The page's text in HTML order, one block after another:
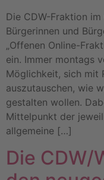
Die CDW-Fraktion
Bürgerinnen und
„Offenen Online-
ein. Immer montags
Möglichkeit, sich mit
auszutauschen, wie
gestalten wollen.
Mittelpunkt der
allgemeine […]
Die CDW/